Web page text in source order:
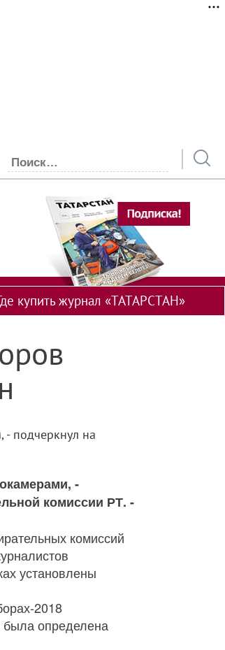
купить журнал «ТАТАРСТАН»
подчеркнул на
-
комиссии РТ. -
комиссий
установлены
2018
была определена